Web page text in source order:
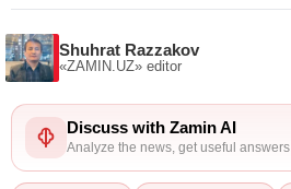
Shuhrat Razzakov
«ZAMIN.UZ» editor
Discuss with Zamin AI
Analyze the news, get useful answers